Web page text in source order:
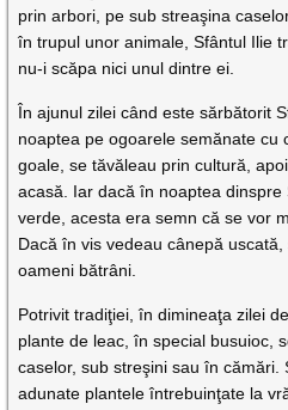
prin arbori, pe sub streaşina
în trupul unor animale, Sfântul Ilie
nu-i scăpa nici unul dintre ei.
În ajunul zilei când este sărbătorit
noaptea pe ogoarele semănate cu
goale, se tăvăleau prin cultură,
acasă. Iar dacă în noaptea
verde, acesta era semn că se vor
Dacă în vis vedeau cânepă
oameni bătrâni.
Potrivit tradiţiei, în dimineaţa zilei
plante de leac, în special busuioc,
caselor, sub streşini sau în cămări.
adunate plantele întrebuinţate la